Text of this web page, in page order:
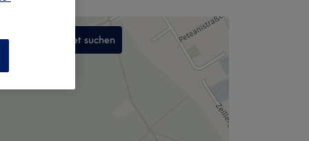
In diesem Gebiet suchen